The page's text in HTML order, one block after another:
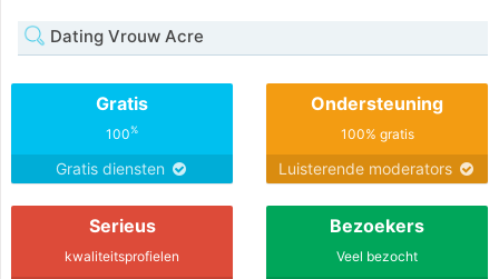
Dating Vrouw Acre
Gratis
100%
Gratis diensten
Ondersteuning
100% gratis
Luisterende moderators
Serieus
kwaliteitsprofielen
Bezoekers
Veel bezocht